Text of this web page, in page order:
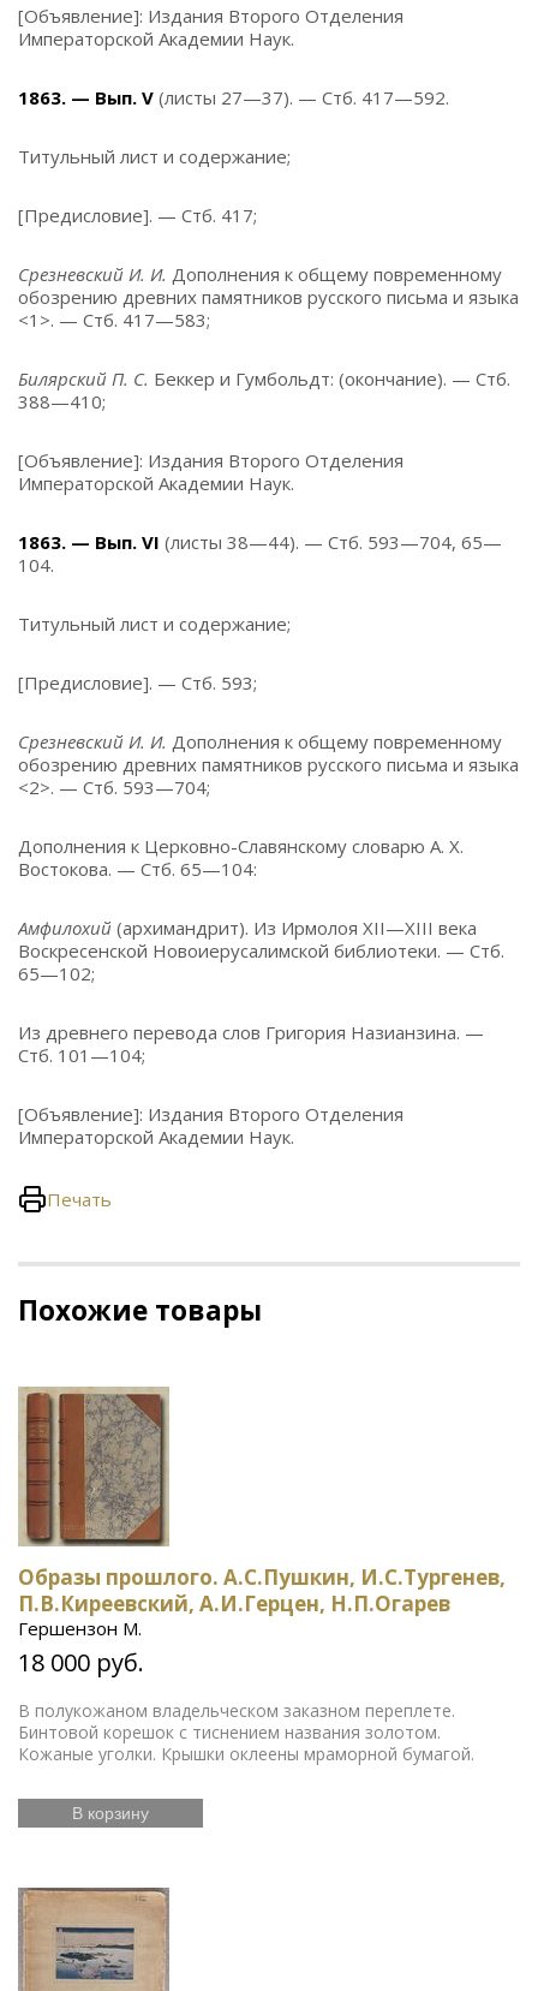
[Объявление]: Издания Второго Отделения
Императорской Академии Наук.
1863. — Вып. V (листы 27—37). — Стб. 417—592.
Титульный лист и содержание;
[Предисловие]. — Стб. 417;
Срезневский И. И. Дополнения к общему повременному
обозрению древних памятников русского письма и языка
<1>. — Стб. 417—583;
Билярский П. С. Беккер и Гумбольдт: (окончание). — Стб.
388—410;
[Объявление]: Издания Второго Отделения
Императорской Академии Наук.
1863. — Вып. VI (листы 38—44). — Стб. 593—704, 65—
104.
Титульный лист и содержание;
[Предисловие]. — Стб. 593;
Срезневский И. И. Дополнения к общему повременному
обозрению древних памятников русского письма и языка
<2>. — Стб. 593—704;
Дополнения к Церковно-Славянскому словарю А. Х.
Востокова. — Стб. 65—104:
Амфилохий (архимандрит). Из Ирмолоя XII—XIII века
Воскресенской Новоиерусалимской библиотеки. — Стб.
65—102;
Из древнего перевода слов Григория Назианзина. —
Стб. 101—104;
[Объявление]: Издания Второго Отделения
Императорской Академии Наук.
Печать
Похожие товары
Образы прошлого. А.С.Пушкин, И.С.Тургенев,
П.В.Киреевский, А.И.Герцен, Н.П.Огарев
Гершензон М.
18 000 руб.
В полукожаном владельческом заказном переплете.
Бинтовой корешок с тиснением названия золотом.
Кожаные уголки. Крышки оклеены мраморной бумагой.
В корзину